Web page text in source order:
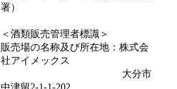
署）
＜酒類販売管理者標識＞
販売場の名称及び所在地：株式会
社アイメックス
大分市